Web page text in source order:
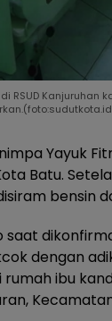
RSUD Kanjuruhan
Yayuk
Batu.
bensin
saat
dengan
rumah ibu